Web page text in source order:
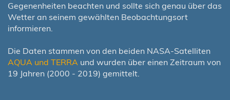
Gegenenheiten beachten und sollte sich genau über das
Wetter an seinem gewählten Beobachtungsort
informieren.
Die Daten stammen von den beiden NASA-Satelliten
AQUA und TERRA und wurden über einen Zeitraum von
19 Jahren (2000 - 2019) gemittelt.